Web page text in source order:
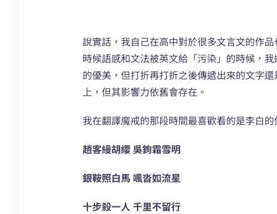
說實話，我自己在高中對於很多文言文的作
時候語感和文法被英文給「污染」的時候，
的優美，但打折再打折之後傳遞出來的文字
上，但其影響力依舊會存在。
我在翻譯魔戒的那段時間最喜歡看的是李白
趙客縵胡纓 吳鉤霜雪明
銀鞍照白馬 颯沓如流星
十步殺一人 千里不留行